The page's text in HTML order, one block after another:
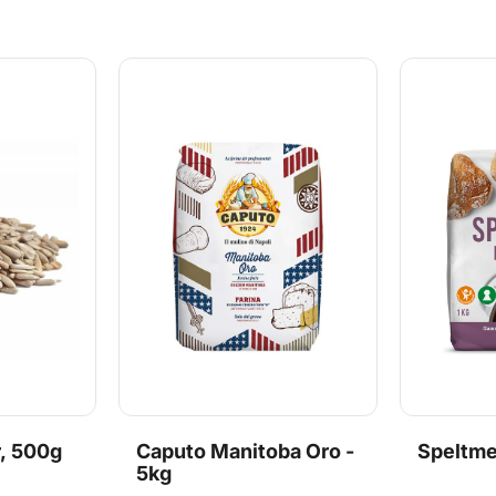
avlere.
500g
Caputo Manitoba Oro -
5kg